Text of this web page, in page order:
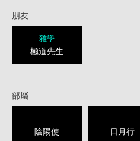
朋友
雜學
極道先生
部屬
陰陽使 日月行